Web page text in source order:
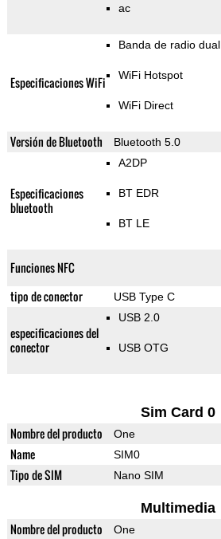
ac
Especificaciones WiFi
Banda de radio dual
WiFi Hotspot
WiFi Direct
Versión de Bluetooth Bluetooth 5.0
Especificaciones
bluetooth
A2DP
BT EDR
BT LE
Funciones NFC
tipo de conector USB Type C
especificaciones del
conector
USB 2.0
USB OTG
Sim Card 0
Nombre del producto One
Name SIM0
Tipo de SIM Nano SIM
Multimedia
Nombre del producto One